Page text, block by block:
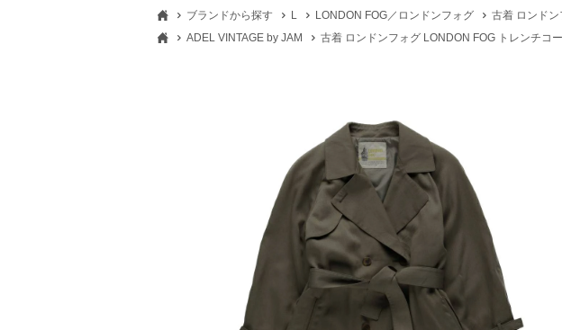
ブランドから探す
L LONDON FOG／ロンドンフォグ
古着 ロンド
ADEL VINTAGE by JAM
古着 ロンドンフォグ LONDON FOG トレンチコ